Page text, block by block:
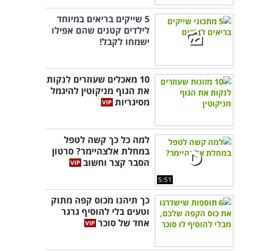
5 שייקים בריאים במיוחד
לילדים קטנים שהם אפילו
ישמחו לקבל!
10 מאכלים שעוזרים לנקות
את הגוף מניקוטין להיגמל
מסיגריות
5:51
למה כל כך קשה לטפל
במחלת אלצהיימר? סרטון
הסבר קצר וחשוב
כך תיהנו מכוס קפה מתוק
וטעים בלי להוסיף גרגר
אחד של סוכר